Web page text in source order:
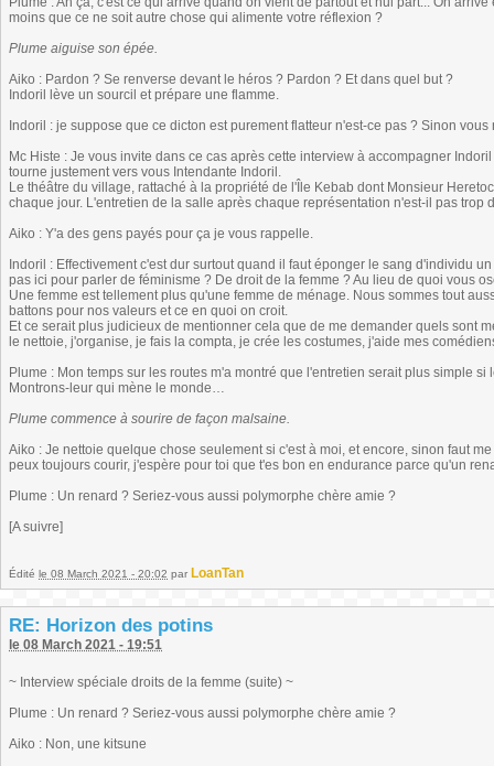
moins que ce ne soit autre chose qui alimente votre réflexion ?
Plume aiguise son épée.
Aiko : Pardon ? Se renverse devant le héros ? Pardon ? Et dans quel but ?
Indoril lève un sourcil et prépare une flamme.
Indoril : je suppose que ce dicton est purement flatteur n'est-ce pas ? Sinon
Mc Histe : Je vous invite dans ce cas après cette interview à accompagner
tourne justement vers vous Intendante Indoril.
Le théâtre du village, rattaché à la propriété de l'Île Kebab dont Monsieur
chaque jour. L'entretien de la salle après chaque représentation n'est-il pas trop
Aiko : Y'a des gens payés pour ça je vous rappelle.
Indoril : Effectivement c'est dur surtout quand il faut éponger le sang d'individu
pas ici pour parler de féminisme ? De droit de la femme ? Au lieu de quoi vous
Une femme est tellement plus qu'une femme de ménage. Nous sommes tout
battons pour nos valeurs et ce en quoi on croit.
Et ce serait plus judicieux de mentionner cela que de me demander quels sont
le nettoie, j'organise, je fais la compta, je crée les costumes, j'aide mes
Plume : Mon temps sur les routes m'a montré que l'entretien serait plus simple
Montrons-leur qui mène le monde…
Plume commence à sourire de façon malsaine.
Aiko : Je nettoie quelque chose seulement si c'est à moi, et encore, sinon faut
peux toujours courir, j'espère pour toi que t'es bon en endurance parce qu'un
Plume : Un renard ? Seriez-vous aussi polymorphe chère amie ?
[A suivre]
Édité le 08 March 2021 - 20:02 par LoanTan
RE: Horizon des potins
le 08 March 2021 - 19:51
~ Interview spéciale droits de la femme (suite) ~
Plume : Un renard ? Seriez-vous aussi polymorphe chère amie ?
Aiko : Non, une kitsune